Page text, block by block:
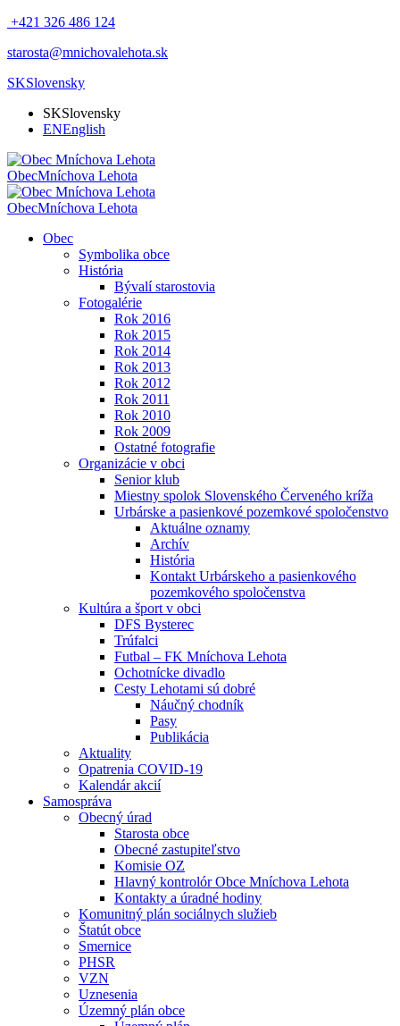
+421 326 486 124
starosta@mnichovalehota.sk
SKSlovensky
SKSlovensky
ENEnglish
ObecMníchova Lehota
ObecMníchova Lehota
Obec
Symbolika obce
História
Bývalí starostovia
Fotogalérie
Rok 2016
Rok 2015
Rok 2014
Rok 2013
Rok 2012
Rok 2011
Rok 2010
Rok 2009
Ostatné fotografie
Organizácie v obci
Senior klub
Miestny spolok Slovenského Červeného kríža
Urbárske a pasienkové pozemkové spoločenstvo
Aktuálne oznamy
Archív
História
Kontakt Urbárskeho a pasienkového
pozemkového spoločenstva
Kultúra a šport v obci
DFS Bysterec
Trúfalci
Futbal – FK Mníchova Lehota
Ochotnícke divadlo
Cesty Lehotami sú dobré
Náučný chodník
Pasy
Publikácia
Aktuality
Opatrenia COVID-19
Kalendár akcií
Samospráva
Obecný úrad
Starosta obce
Obecné zastupiteľstvo
Komisie OZ
Hlavný kontrolór Obce Mníchova Lehota
Kontakty a úradné hodiny
Komunitný plán sociálnych služieb
Štatút obce
Smernice
PHSR
VZN
Uznesenia
Územný plán obce